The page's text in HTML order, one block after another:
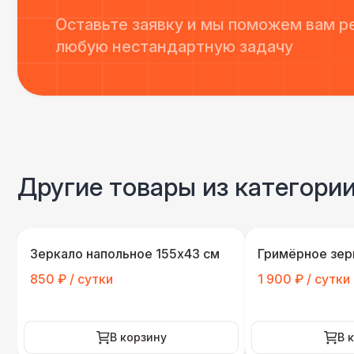
Оставьте заявку и мы поможем вам
любую нестандартную задачу
Другие товары из
Зеркало напольное 155x43 см
850 ₽ / сутки
В корзину
Гримёрное
1 900 ₽ / сутки
В